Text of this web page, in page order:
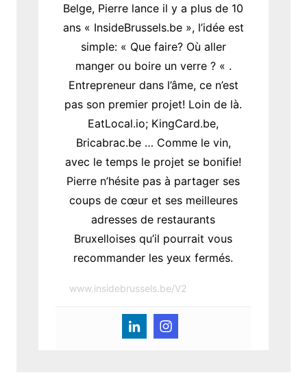
Belge, Pierre lance il y a plus de 10
ans « InsideBrussels.be », l’idée est
simple: « Que faire? Où aller
manger ou boire un verre ? « .
Entrepreneur dans l’âme, ce n’est
pas son premier projet! Loin de là.
EatLocal.io; KingCard.be,
Bricabrac.be … Comme le vin,
avec le temps le projet se bonifie!
Pierre n’hésite pas à partager ses
coups de cœur et ses meilleures
adresses de restaurants
Bruxelloises qu’il pourrait vous
recommander les yeux fermés.
www.insidebrussels.be/V2